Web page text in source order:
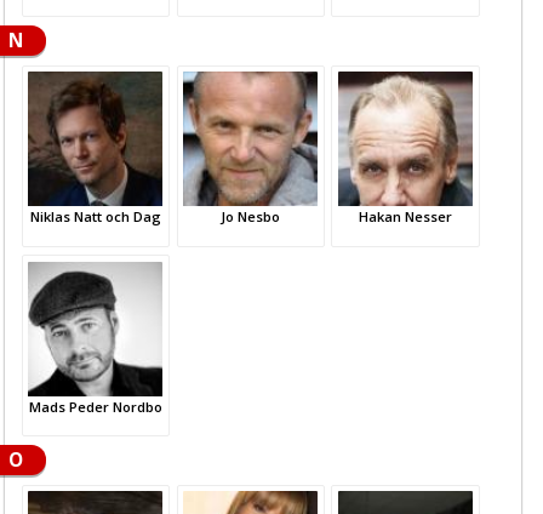
N
Niklas Natt och Dag Jo Nesbo Hakan Nesser
Mads Peder Nordbo
O